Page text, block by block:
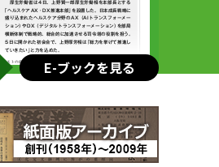
E-ブックを見る